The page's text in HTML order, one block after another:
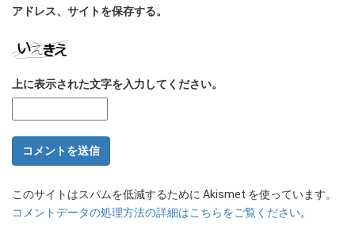
アドレス、サイトを保存する。
上に表示された文字を入力してください。
このサイトはスパムを低減するために Akismet を使っています。
コメントデータの処理方法の詳細はこちらをご覧ください。